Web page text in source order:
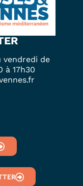
vendredi de
à 17h30